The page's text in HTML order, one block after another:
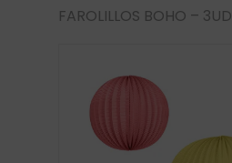
FAROLILLOS BOHO – 3UD